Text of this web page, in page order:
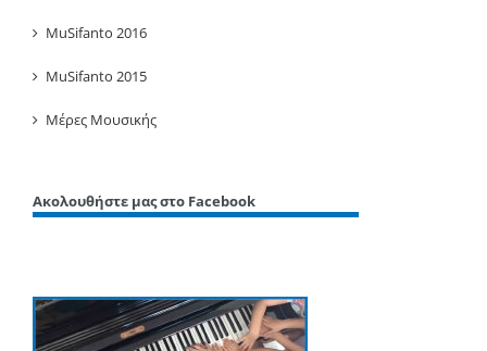
MuSifanto 2016
MuSifanto 2015
Μέρες Μουσικής
Ακολουθήστε μας στο Facebook